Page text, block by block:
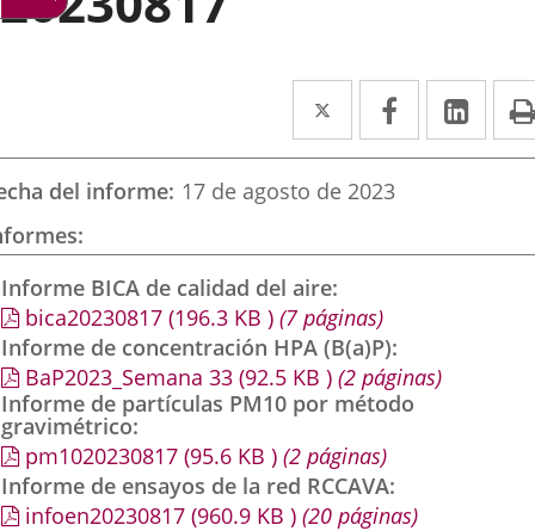
Twitter
Enlace
a
una
externa.
Facebook
Enlace
a
externa.
a
del informe 17 de agosto de 2023
Informe BICA de calidad del aire
bica20230817 (196.3 KB ) (7 páginas)
Informe de concentración HPA (B(a)P)
BaP2023_Semana 33 (92.5 KB ) (2 páginas)
Informe de partículas PM10 por método
gravimétrico
pm1020230817 (95.6 KB ) (2 páginas)
Informe de ensayos de la red RCCAVA
infoen20230817 (960.9 KB ) (20 páginas)